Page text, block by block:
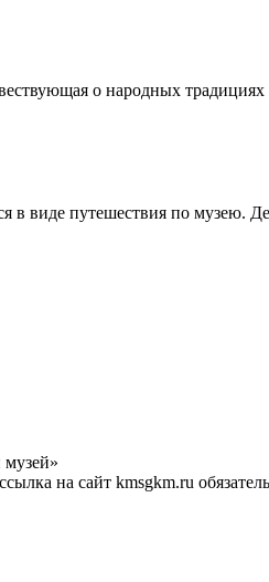
о народных
в виде путешествия по музею.
на сайт kmsgkm.ru